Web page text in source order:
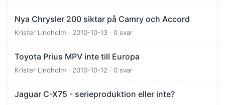
Nya Chrysler 200 siktar på Camry och Accord
Krister Lindholm · 2010-10-13 · 0 svar
Toyota Prius MPV inte till Europa
Krister Lindholm · 2010-10-12 · 0 svar
Jaguar C-X75 - serieproduktion eller inte?